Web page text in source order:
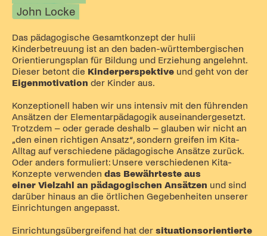
John Locke
Das pädagogische Gesamtkonzept der hulii
Kinderbetreuung ist an den baden-württembergischen
Orientierungsplan für Bildung und Erziehung angelehnt.
Dieser betont die Kinderperspektiveund geht von der
Eigenmotivation der Kinder aus.
Konzeptionell haben wir uns intensiv mit den führenden
Ansätzen der Elementarpädagogik auseinandergesetzt.
Trotzdem – oder gerade deshalb – glauben wir nicht an
„den einen richtigen Ansatz“, sondern greifen im Kita-
Alltag auf verschiedene pädagogische Ansätze zurück.
Oder anders formuliert: Unsere verschiedenen Kita-
Konzepte verwenden das Bewährteste aus
einer Vielzahl an pädagogischen Ansätzen und sind
darüber hinaus an die örtlichen Gegebenheiten unserer
Einrichtungen angepasst.
Einrichtungsübergreifend hat der situationsorientierte